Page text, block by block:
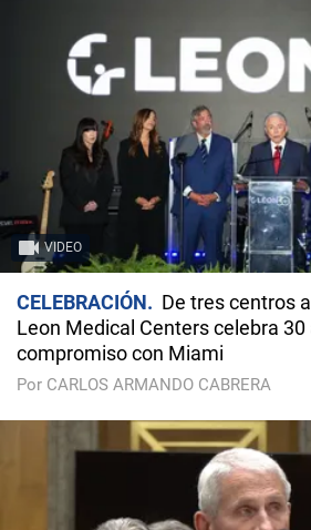
VIDEO
CELEBRACIÓN
De tres centros
Leon Medical Centers celebra 30
compromiso con Miami
Por CARLOS ARMANDO CABRERA